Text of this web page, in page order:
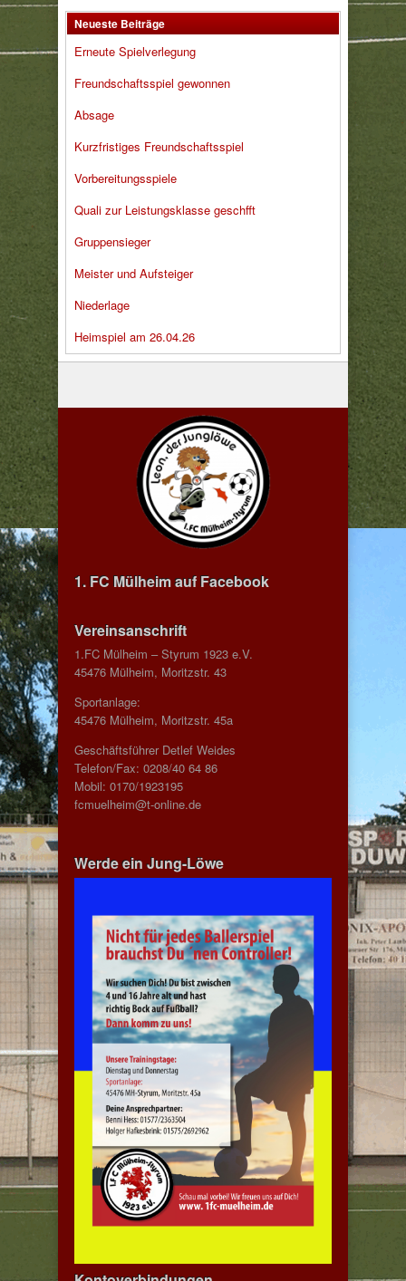
Neueste Beiträge
Erneute Spielverlegung
Freundschaftsspiel gewonnen
Absage
Kurzfristiges Freundschaftsspiel
Vorbereitungsspiele
Quali zur Leistungsklasse geschfft
Gruppensieger
Meister und Aufsteiger
Niederlage
Heimspiel am 26.04.26
1. FC Mülheim auf Facebook
Vereinsanschrift
1.FC Mülheim – Styrum 1923 e.V.
45476 Mülheim, Moritzstr. 43
Sportanlage:
45476 Mülheim, Moritzstr. 45a
Geschäftsführer Detlef Weides
Telefon/Fax: 0208/40 64 86
Mobil: 0170/1923195
fcmuelheim@t-online.de
Werde ein Jung-Löwe